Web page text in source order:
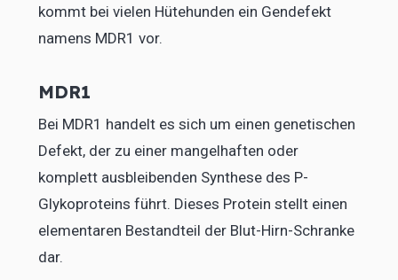
kommt bei vielen Hütehunden ein Gendefekt
namens MDR1 vor.
MDR1
Bei MDR1 handelt es sich um einen genetischen
Defekt, der zu einer mangelhaften oder
komplett ausbleibenden Synthese des P-
Glykoproteins führt. Dieses Protein stellt einen
elementaren Bestandteil der Blut-Hirn-Schranke
dar.